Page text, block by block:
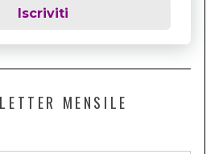
Iscriviti
MENSILE